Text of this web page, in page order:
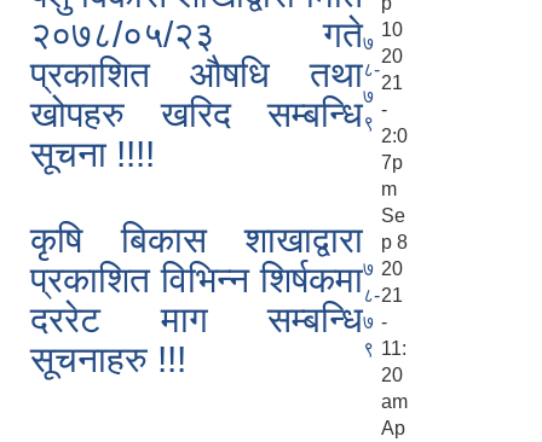
२०७८/०५/२३ गते
प्रकाशित औषधि तथा
खोपहरु खरिद सम्बन्धि
सूचना !!!!
७
८-
७
९
10
20
21
-
2:0
7p
m
कृषि बिकास शाखाद्वारा
प्रकाशित विभिन्न शिर्षकमा
दररेट माग सम्बन्धि
सूचनाहरु !!!
७
८-
७
९
Se
p 8
20
21
-
11:
20
am
Ap